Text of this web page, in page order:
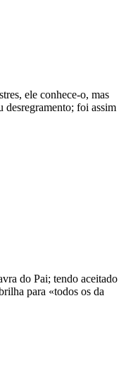
ele conhece-o, mas
desregramento; foi assim
do Pai; tendo aceitado
para «todos os da